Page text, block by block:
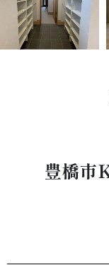
豊橋市